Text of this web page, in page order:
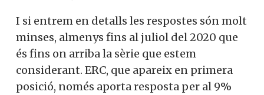
és evident.
I si entrem en detalls les respostes són
molt minses, almenys fins al juliol del
2020 que és fins on arriba la sèrie que